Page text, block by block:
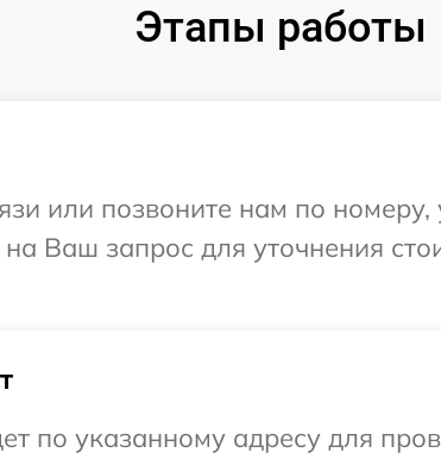
Этапы работы
или позвоните нам по номеру,
Ваш запрос для уточнения
по указанному адресу для